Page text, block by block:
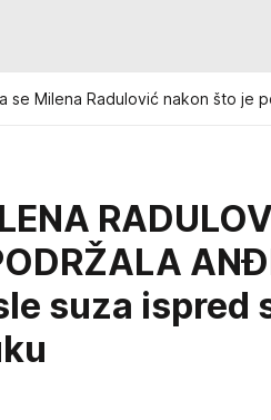
se Milena Radulović nakon što je
suza ispred